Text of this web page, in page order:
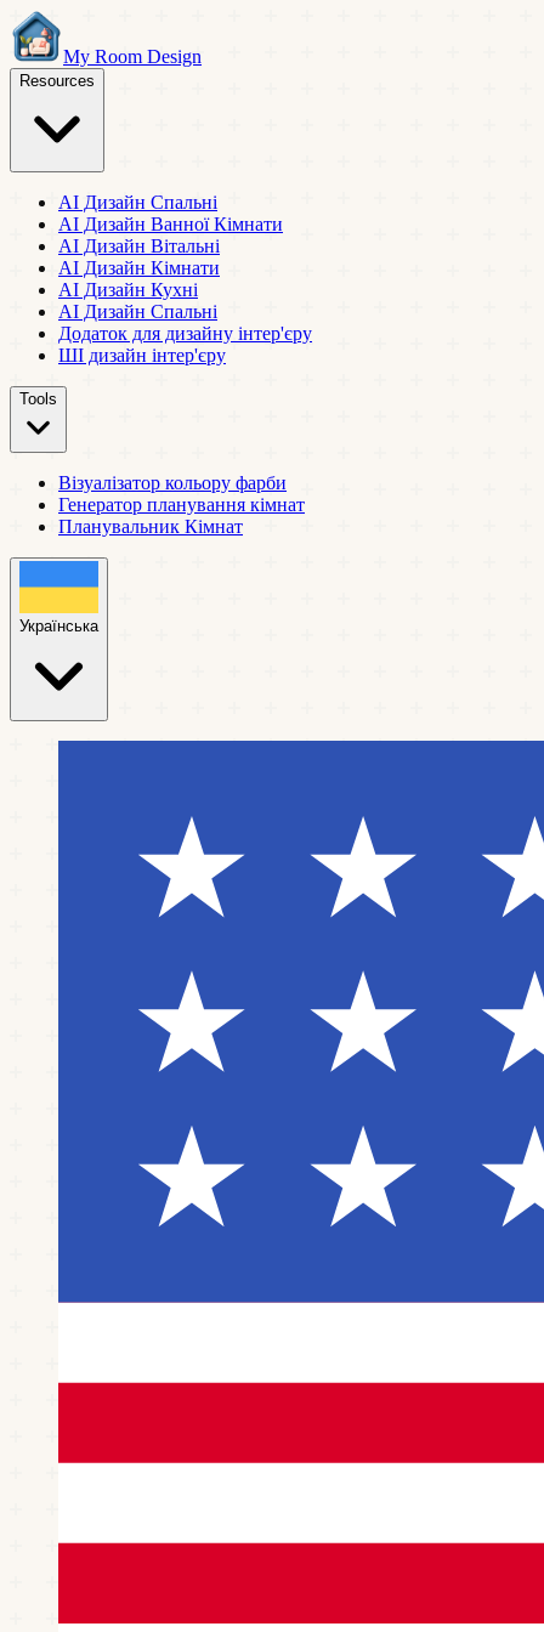
My Room Design
Resources
AI Дизайн Спальні
AI Дизайн Ванної Кімнати
AI Дизайн Вітальні
AI Дизайн Кімнати
AI Дизайн Кухні
AI Дизайн Спальні
Додаток для дизайну інтер'єру
ШІ дизайн інтер'єру
Tools
Візуалізатор кольору фарби
Генератор планування кімнат
Планувальник Кімнат
Українська